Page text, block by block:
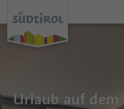
Urlaub auf